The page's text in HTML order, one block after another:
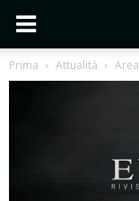
Prima Attualità